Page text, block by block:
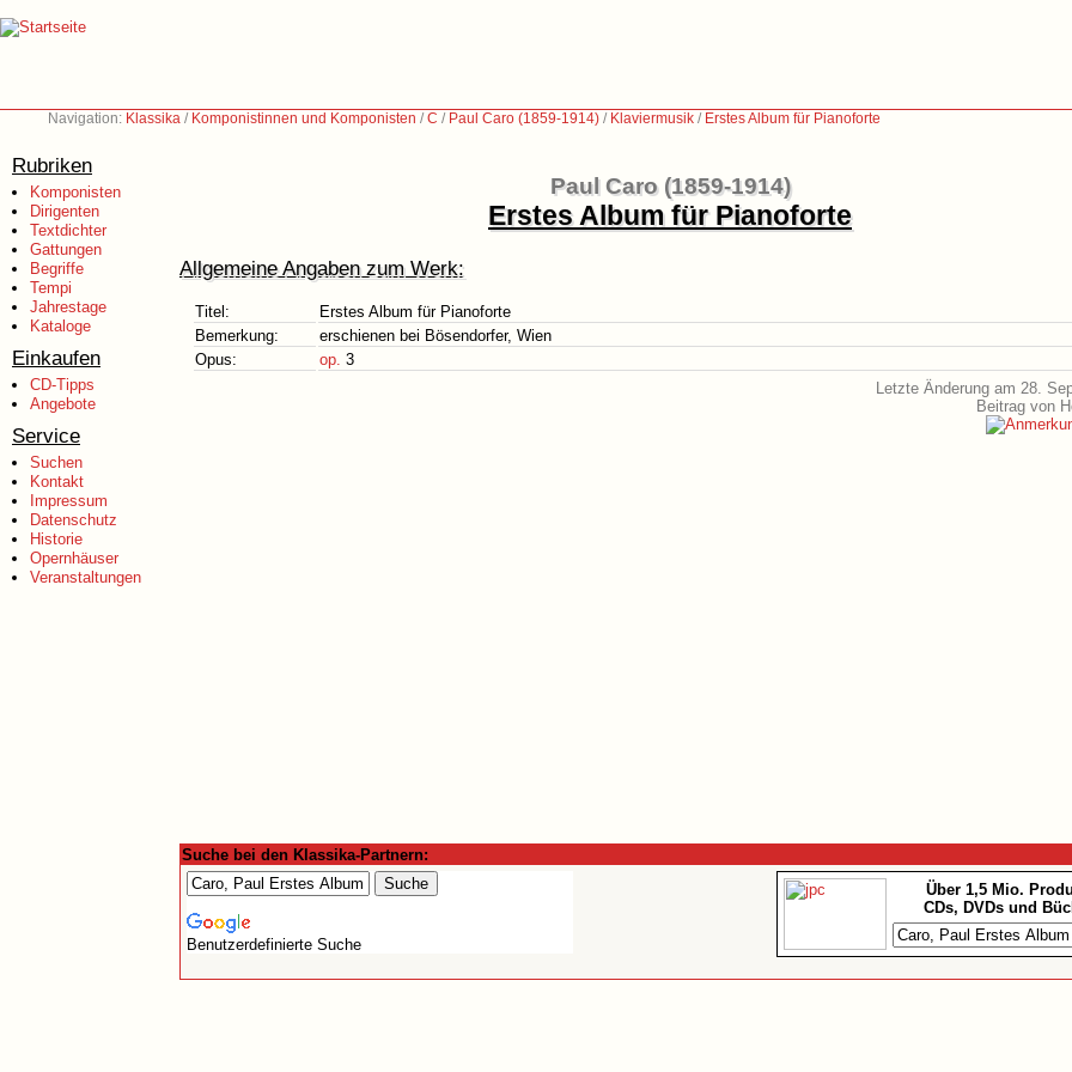
Navigation: Klassika / Komponistinnen und Komponisten /C / Paul Caro (1859-1914) / Klaviermusik / Erstes Album für Pianoforte
Rubriken
Komponisten
Dirigenten
Textdichter
Gattungen
Begriffe
Tempi
Jahrestage
Kataloge
Einkaufen
CD-Tipps
Angebote
Service
Suchen
Kontakt
Impressum
Datenschutz
Historie
Opernhäuser
Veranstaltungen
Paul Caro (1859-1914)
Erstes Album für Pianoforte
Allgemeine Angaben zum Werk:
Titel:
Erstes Album für Pianoforte
Bemerkung:
erschienen bei Bösendorfer, Wien
Opus:
op. 3
Letzte Änderung am 28.
Beitrag von
Suche bei den Klassika-Partnern:
Benutzerdefinierte Suche
Über 1,5 Mio.
CDs, DVDs und